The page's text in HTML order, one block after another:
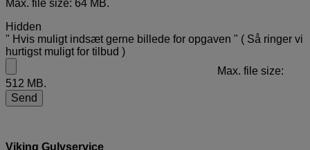
Max. file size: 64 MB.
Hidden
" Hvis muligt indsæt gerne billede for opgaven " ( Så ringer vi
hurtigst muligt for tilbud )
Max. file size:
512 MB.
Viking Gulvservice